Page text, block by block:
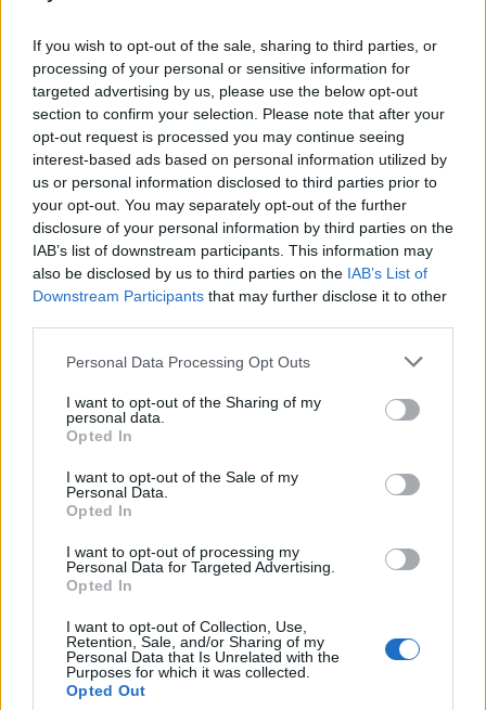
If you wish to opt-out of the sale, sharing to third parties, or
processing of your personal or sensitive information for
targeted advertising by us, please use the below opt-out
section to confirm your selection. Please note that after your
opt-out request is processed you may continue seeing
interest-based ads based on personal information utilized by
us or personal information disclosed to third parties prior to
your opt-out. You may separately opt-out of the further
disclosure of your personal information by third parties on the
IAB’s list of downstream participants. This information may
also be disclosed by us to third parties on the IAB’s List of
Downstream Participants that may further disclose it to other
Personal Data Processing Opt Outs
I want to opt-out of the Sharing of my
personal data.
Opted In
I want to opt-out of the Sale of my
Personal Data.
Opted In
I want to opt-out of processing my
Personal Data for Targeted Advertising.
Opted In
I want to opt-out of Collection, Use,
Retention, Sale, and/or Sharing of my
Personal Data that Is Unrelated with the
Purposes for which it was collected.
Opted Out
Wydawnictwo Medforum przejęło organizację
14. Ogólnopolskiej Konferencji
Psychoonkologicznej. Konferencja będzie
poświęcona przede wszystkim
psychoonkologii w okresie pandemii covid-
19. Konferencją odbędzie sie w dniach od
do 5 marca 2022 roku.
Konferencji Psychoonkologicznej:
COVID-19to wyraz chęci zmierzenia się z tym
trudnym czasem i opisania tej rzeczywistości.
Psychoonkologia to dziedzina
wielodyscyplinarna, stąd nasza propozycja
spojrzenia z perspektywy onkologów i
hematologów dorosłych i dziecięcych,
paliatywnej, pielęgniarek onkologicznych i
opieki paliatywnej. Formuła naszych spotkań